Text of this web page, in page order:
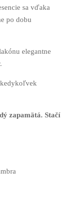
sa vďaka
po dobu
elegantne
zapamätá. Stačí